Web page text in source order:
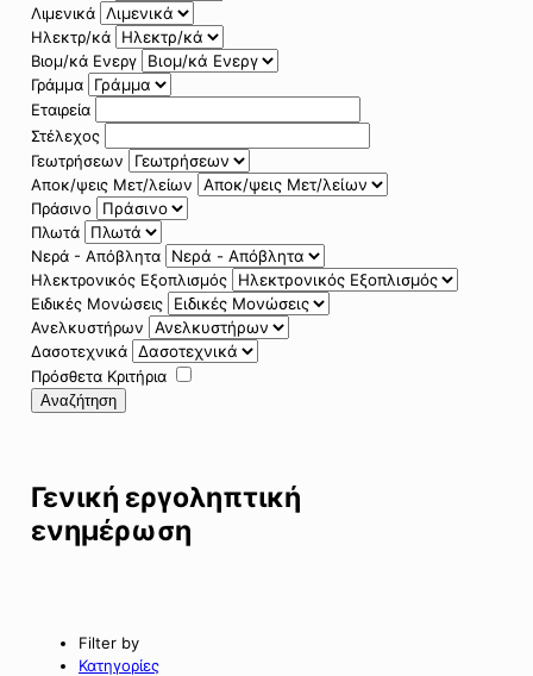
Λιμενικά
Ηλεκτρ/κά
Βιομ/κά Ενεργ
Γράμμα
Εταιρεία
Στέλεχος
Γεωτρήσεων
Αποκ/ψεις Μετ/λείων
Πράσινο
Πλωτά
Νερά - Απόβλητα
Ηλεκτρονικός Εξοπλισμός
Ειδικές Μονώσεις
Ανελκυστήρων
Δασοτεχνικά
Πρόσθετα Κριτήρια
Αναζήτηση
Γενική εργοληπτική
ενημέρωση
Filter by
Κατηγορίες